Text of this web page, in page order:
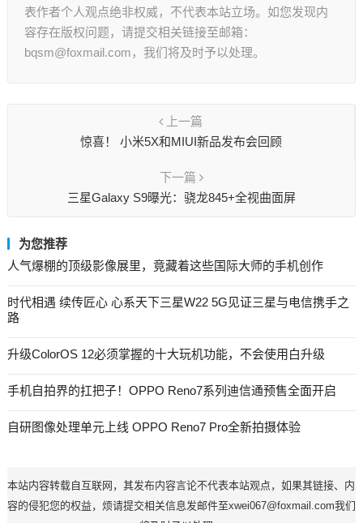
表作者个人观点绝非权威，不代表本站立场。如您发现内
容存在版权问题，请提交相关链接至邮箱：
bqsm@foxmail.com，我们将及时予以处理。
上一篇
惊喜！ 小米5X和MIUI新品发布会回顾
下一篇
三星Galaxy S9曝光：骁龙845+全视曲面屏
为您推荐
人气爆棚的顶级影像展里，竟藏着这些国际大师的手机创作
时代相遇 续传匠心 心系天下三星W22 5G见证三星与电信携手之
路
升级ColorOS 12必须掌握的十大玩机功能，不会使用白升级
手机自拍界的扛把子！OPPO Reno7系列迪信通预售全面开启
自研图像处理单元上线 OPPO Reno7 Pro全新拍摄体验
本站内容转载自互联网，其发布内容言论不代表本站观点，如果其链接、内
容的侵犯您的权益，烦请提交相关信息发邮件至xwei067@foxmail.com我们